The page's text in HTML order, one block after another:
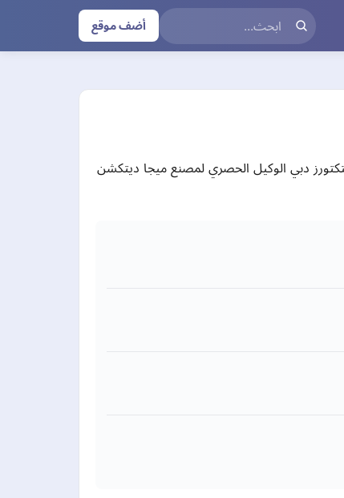
أضف موقع
دبي الوكيل الحصري لمصنع ميجا ديتكشن